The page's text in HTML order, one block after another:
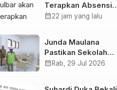
Terapkan Absensi
Online untuk ASN
calendar_month22 jam yang lalu
Junda Maulana
Pastikan Sekolah
Rakyat Mamuju Siap
calendar_month Rab, 29 Jul 2026